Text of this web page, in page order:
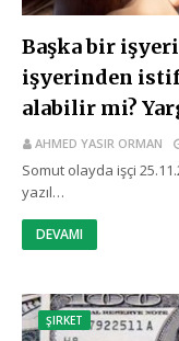
Başka bir
işyerinden
alabilir mi?
AHMED YASIR ORMAN
Somut olayda işçi
yazıl…
DEVAMI
ŞIRKET